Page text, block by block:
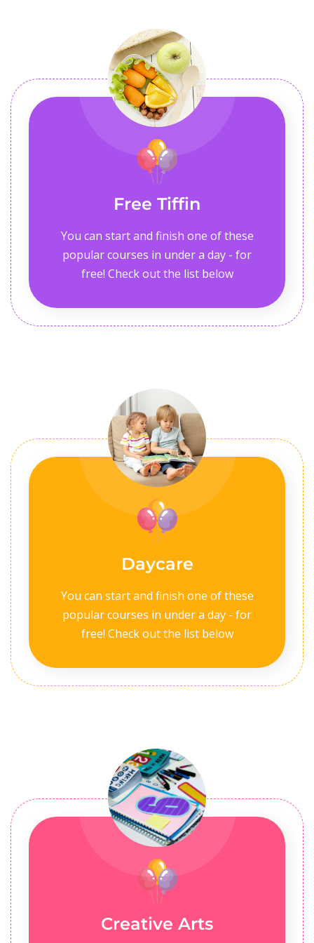
Free Tiffin
You can start and finish one of these
popular courses in under a day - for
free! Check out the list below
Daycare
You can start and finish one of these
popular courses in under a day - for
free! Check out the list below
Creative Arts